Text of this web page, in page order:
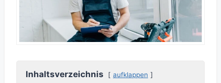
Inhaltsverzeichnis aufklappen